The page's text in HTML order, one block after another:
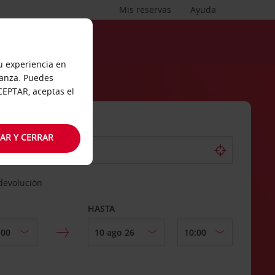
Ayuda
Mis reservas
HASTA
experiencia en
Puedes
aceptas el
Y CERRAR